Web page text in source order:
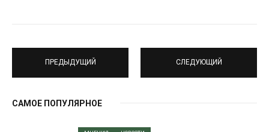
ПРЕДЫДУЩИЙ СЛЕДУЮЩИЙ
САМОЕ ПОПУЛЯРНОЕ